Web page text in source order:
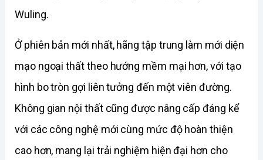
Wuling.
Ở phiên bản mới nhất, hãng tập trung làm mới diện
mạo ngoại thất theo hướng mềm mại hơn, với tạo
hình bo tròn gợi liên tưởng đến một viên đường.
Không gian nội thất cũng được nâng cấp đáng kể
với các công nghệ mới cùng mức độ hoàn thiện
cao hơn, mang lại trải nghiệm hiện đại hơn cho